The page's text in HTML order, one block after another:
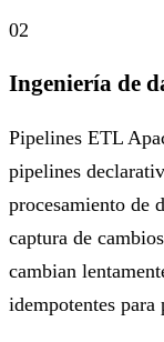
02
Ingeniería de
Pipelines ETL
pipelines
procesamiento de
captura de
cambian
idempotentes para